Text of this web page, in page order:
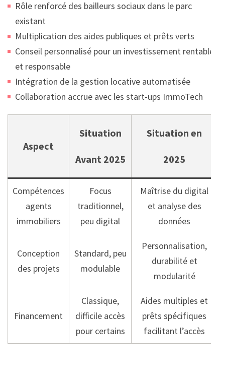
Rôle renforcé des bailleurs sociaux dans le parc
existant
Multiplication des aides publiques et prêts verts
Conseil personnalisé pour un investissement rentable
et responsable
Intégration de la gestion locative automatisée
Collaboration accrue avec les start-ups ImmoTech
Aspect
Situation
Avant 2025
Situation en
2025
Compétences
agents
immobiliers
Focus
traditionnel,
peu digital
Maîtrise du digital
et analyse des
données
Conception
des projets
Standard, peu
modulable
Personnalisation,
durabilité et
modularité
Financement
Classique,
difficile accès
pour certains
Aides multiples et
prêts spécifiques
facilitant l’accès